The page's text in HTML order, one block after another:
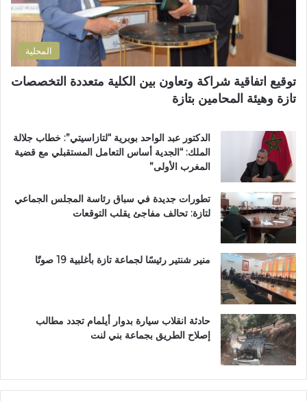
ت
ل
و
ث
و
ي
ب
م
ت
ن
ه
ب
ي
ئ
ي
المحلية
توقيع اتفاقية شراكة وتعاون بين الكلية متعددة التخصصات
تازة وهيئة المحامين بتازة
الدكتور عبد الواحد بوبرية “لتازاسيتي”: خطاب جلالة
الملك: “الجدية أساس التعامل المستقبلي مع قضية
المغرب الأولى”
تطورات جديدة في سباق رئاسة المجلس الجماعي
لتازة: تحالف مفاجئ يقلب التوقعات
منير شنتير رئيسًا لجماعة تازة بأغلبية 19 صوتًا
حادثة انقلاب سيارة بدوار أيلمام تجدد مطالب
إصلاح الطريق بجماعة بني لنت